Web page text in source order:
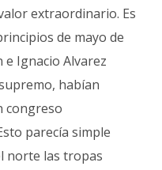
extraordinario. Es
de mayo de
e Ignacio Alvarez
habían
congreso
parecía simple
norte las tropas